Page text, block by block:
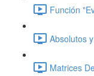
Función
Absolutos
Matrices